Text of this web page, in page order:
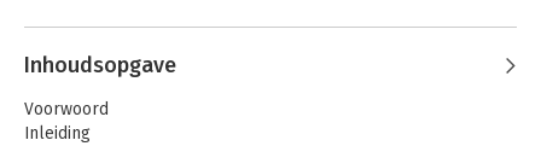
en coachen van leiders op alle niveaus.
Inhoudsopgave
Voorwoord
Inleiding